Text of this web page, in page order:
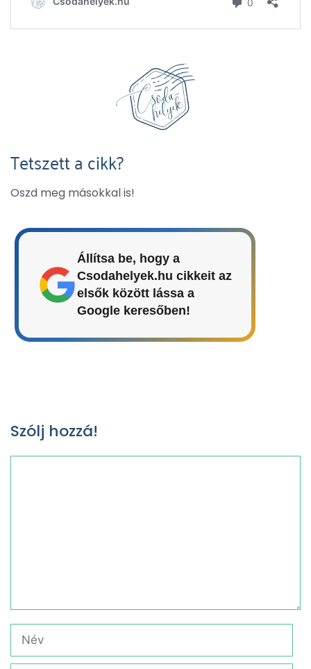
Tetszett a cikk?
Oszd meg másokkal is!
Állítsa be, hogy a
Csodahelyek.hu cikkeit az
elsők között lássa a
Google keresőben!
Szólj hozzá!